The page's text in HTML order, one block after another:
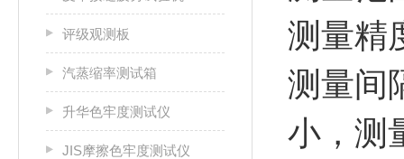
评级观测板
汽蒸缩率测试箱
升华色牢度测试仪
JIS摩擦色牢度测试仪
测量精
测量间
小，测